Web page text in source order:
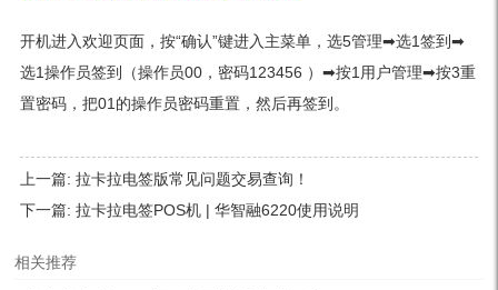
开机进入欢迎页面，按“确认”键进入主菜单，选5管理➡选1签到➡
选1操作员签到（操作员00，密码123456 ）➡按1用户管理➡按3重
置密码，把01的操作员密码重置，然后再签到。
上一篇: 拉卡拉电签版常见问题交易查询！
下一篇: 拉卡拉电签POS机 | 华智融6220使用说明
相关推荐